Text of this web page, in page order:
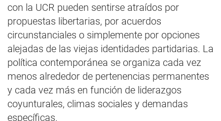
con la UCR pueden sentirse atraídos por
propuestas libertarias, por acuerdos
circunstanciales o simplemente por opciones
alejadas de las viejas identidades partidarias. La
política contemporánea se organiza cada vez
menos alrededor de pertenencias permanentes
y cada vez más en función de liderazgos
coyunturales, climas sociales y demandas
específicas.